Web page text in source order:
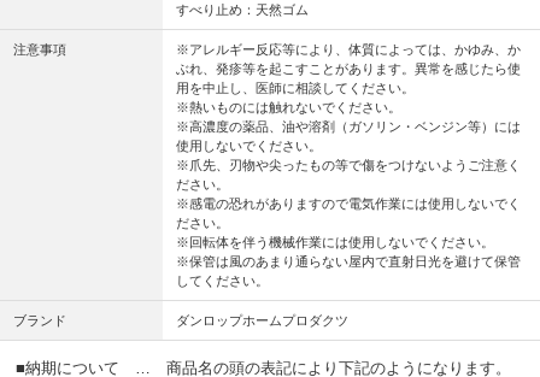
すべり止め：天然ゴム
注意事項
※アレルギー反応等により、体質によっては、かゆみ、か
ぶれ、発疹等を起こすことがあります。異常を感じたら使
用を中止し、医師に相談してください。
※熱いものには触れないでください。
※高濃度の薬品、油や溶剤（ガソリン・ベンジン等）には
使用しないでください。
※爪先、刃物や尖ったもの等で傷をつけないようご注意く
ださい。
※感電の恐れがありますので電気作業には使用しないでく
ださい。
※回転体を伴う機械作業には使用しないでください。
※保管は風のあまり通らない屋内で直射日光を避けて保管
してください。
ブランド ダンロップホームプロダクツ
■納期について … 商品名の頭の表記により下記のようになります。